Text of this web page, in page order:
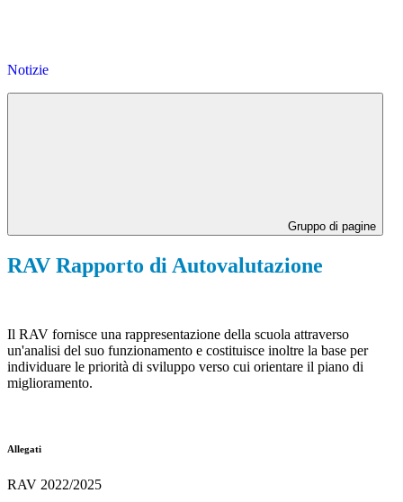
Notizie
Gruppo di pagine
RAV Rapporto di Autovalutazione
Il RAV fornisce una rappresentazione della scuola attraverso
un'analisi del suo funzionamento e costituisce inoltre la base per
individuare le priorità di sviluppo verso cui orientare il piano di
miglioramento.
Allegati
RAV 2022/2025